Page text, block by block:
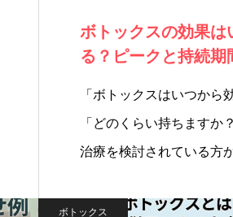
ボトックスの効果は
る？ピークと持続期
「ボトックスはいつから
「どのくらい持ちますか
治療を検討されている方
ボトックス